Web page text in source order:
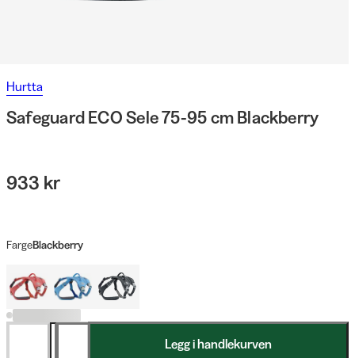
Hurtta
Safeguard ECO Sele 75-95 cm Blackberry
933 kr
FargeBlackberry
Legg i handlekurven